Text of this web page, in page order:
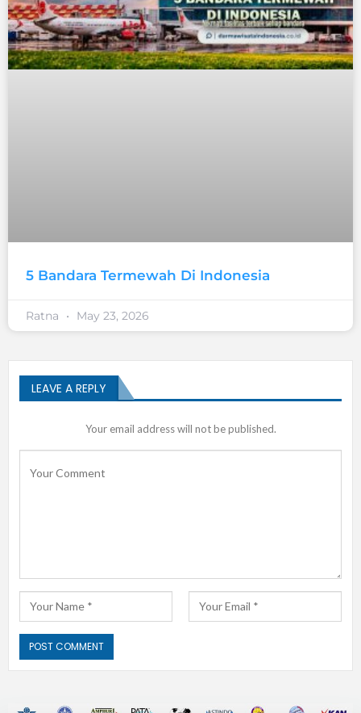
5 Bandara Termewah Di Indonesia
Ratna May 23, 2026
LEAVE A REPLY
Your email address will not be published.